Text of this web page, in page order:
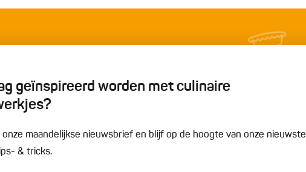
geïnspireerd worden met culinaire
onze maandelijkse nieuwsbrief en blijf op de hoogte van onze nieuwste
& tricks.